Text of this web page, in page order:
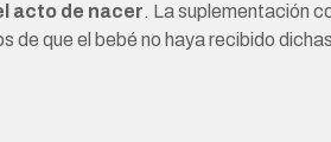
acto de nacer. La suplementación
de que el bebé no haya recibido